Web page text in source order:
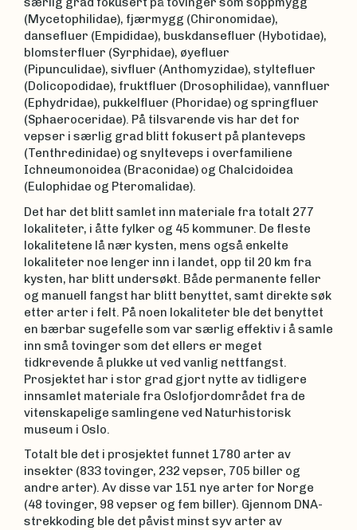
(Mycetophilidae), fjærmygg (Chironomidae),
dansefluer (Empididae), buskdansefluer (Hybotidae),
blomsterfluer (Syrphidae), øyefluer
(Pipunculidae), sivfluer (Anthomyzidae), styltefluer
(Dolicopodidae), fruktfluer (Drosophilidae), vannfluer
(Ephydridae), pukkelfluer (Phoridae) og springfluer
(Sphaeroceridae). På tilsvarende vis har det for
vepser i særlig grad blitt fokusert på planteveps
(Tenthredinidae) og snylteveps i overfamiliene
Ichneumonoidea (Braconidae) og Chalcidoidea
(Eulophidae og Pteromalidae).
Det har det blitt samlet inn materiale fra totalt 277
lokaliteter, i åtte fylker og 45 kommuner. De fleste
lokalitetene lå nær kysten, mens også enkelte
lokaliteter noe lenger inn i landet, opp til 20 km fra
kysten, har blitt undersøkt. Både permanente feller
og manuell fangst har blitt benyttet, samt direkte søk
etter arter i felt. På noen lokaliteter ble det benyttet
en bærbar sugefelle som var særlig effektiv i å samle
inn små tovinger som det ellers er meget
tidkrevende å plukke ut ved vanlig nettfangst.
Prosjektet har i stor grad gjort nytte av tidligere
innsamlet materiale fra Oslofjordområdet fra de
vitenskapelige samlingene ved Naturhistorisk
museum i Oslo.
Totalt ble det i prosjektet funnet 1780 arter av
insekter (833 tovinger, 232 vepser, 705 biller og
andre arter). Av disse var 151 nye arter for Norge
(48 tovinger, 98 vepser og fem biller). Gjennom DNA-
strekkoding ble det påvist minst syv arter av